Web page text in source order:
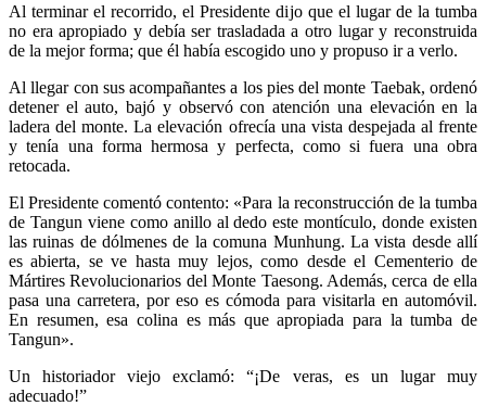
Al terminar el recorrido, el Presidente dijo que el lugar de la tumba
no era apropiado y debía ser trasladada a otro lugar y reconstruida
de la mejor forma; que él había escogido uno y propuso ir a verlo.
Al llegar con sus acompañantes a los pies del monte Taebak, ordenó
detener el auto, bajó y observó con atención una elevación en la
ladera del monte. La elevación ofrecía una vista despejada al frente
y tenía una forma hermosa y perfecta, como si fuera una obra
retocada.
El Presidente comentó contento: «Para la reconstrucción de la tumba
de Tangun viene como anillo al dedo este montículo, donde existen
las ruinas de dólmenes de la comuna Munhung. La vista desde allí
es abierta, se ve hasta muy lejos, como desde el Cementerio de
Mártires Revolucionarios del Monte Taesong. Además, cerca de ella
pasa una carretera, por eso es cómoda para visitarla en automóvil.
En resumen, esa colina es más que apropiada para la tumba de
Tangun».
Un historiador viejo exclamó: “¡De veras, es un lugar muy
adecuado!”